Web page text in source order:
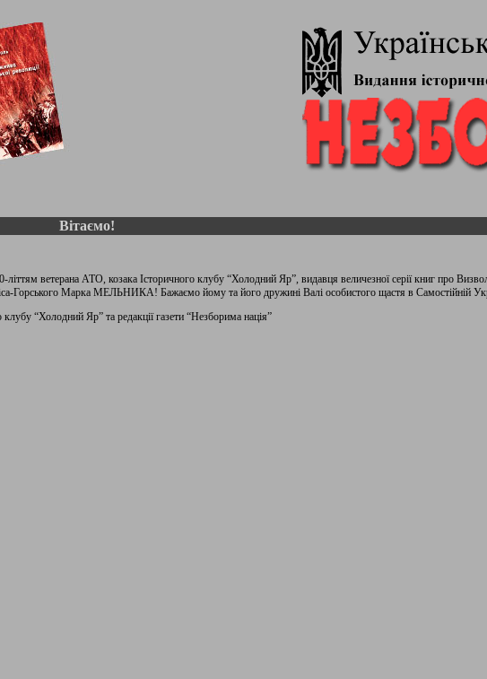
Вітаємо!
літтям ветерана АТО, козака Історичного клубу “Холодний Яр”, видавця величезної серії книг про
Горського Марка МЕЛЬНИКА! Бажаємо йому та його дружині Валі особистого щастя в Самостійній
клубу “Холодний Яр” та редакції газети “Незборима нація”